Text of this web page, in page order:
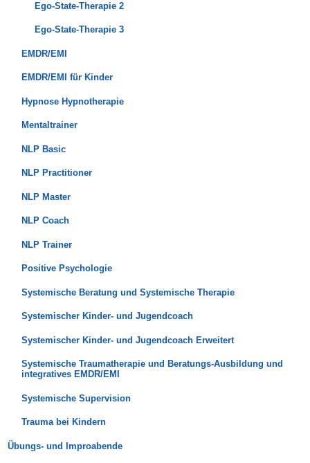
Ego-State-Therapie 2
Ego-State-Therapie 3
EMDR/EMI
EMDR/EMI für Kinder
Hypnose Hypnotherapie
Mentaltrainer
NLP Basic
NLP Practitioner
NLP Master
NLP Coach
NLP Trainer
Positive Psychologie
Systemische Beratung und Systemische Therapie
Systemischer Kinder- und Jugendcoach
Systemischer Kinder- und Jugendcoach Erweitert
Systemische Traumatherapie und Beratungs-Ausbildung und
integratives EMDR/EMI
Systemische Supervision
Trauma bei Kindern
Übungs- und Improabende